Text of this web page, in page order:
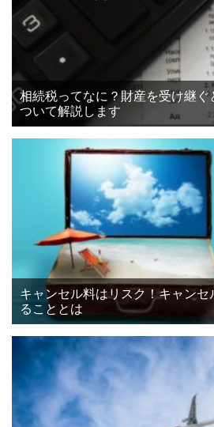
相続税ってなに？財産を受け継ぐ
ついて解説します
キャンセル料はリスク！キャン
ることとは